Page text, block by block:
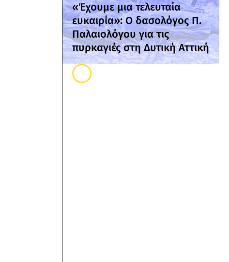
«Έχουμε μια τελευταία
ευκαιρία»: Ο δασολόγος Π.
Παλαιολόγου για τις
πυρκαγιές στη Δυτική Αττική